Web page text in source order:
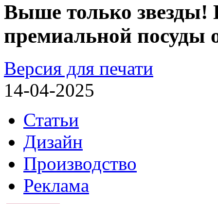
Выше только звезды!
премиальной посуды
Версия для печати
14-04-2025
Статьи
Дизайн
Производство
Реклама